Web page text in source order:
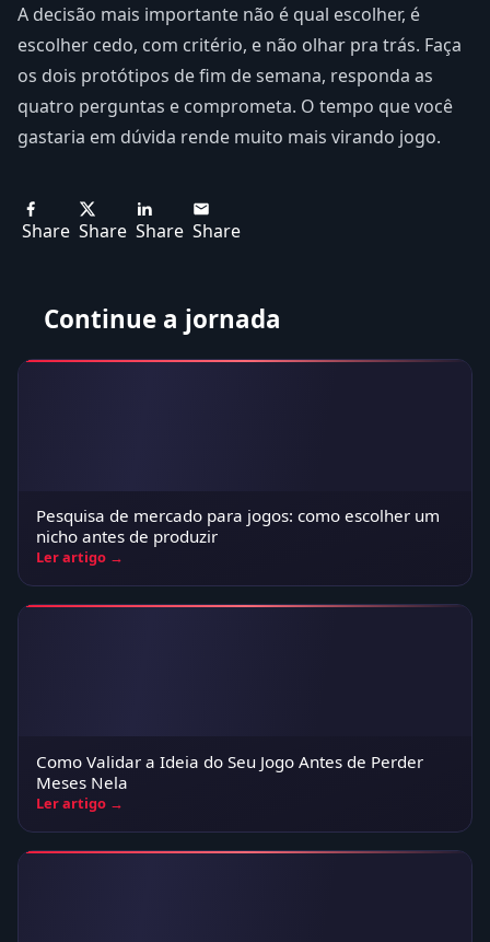
A decisão mais importante não é qual escolher, é
escolher cedo, com critério, e não olhar pra trás. Faça
os dois protótipos de fim de semana, responda as
quatro perguntas e comprometa. O tempo que você
gastaria em dúvida rende muito mais virando jogo.
Share Share Share Share
Continue a jornada
Pesquisa de mercado para jogos: como escolher um
nicho antes de produzir
Ler artigo →
Como Validar a Ideia do Seu Jogo Antes de Perder
Meses Nela
Ler artigo →